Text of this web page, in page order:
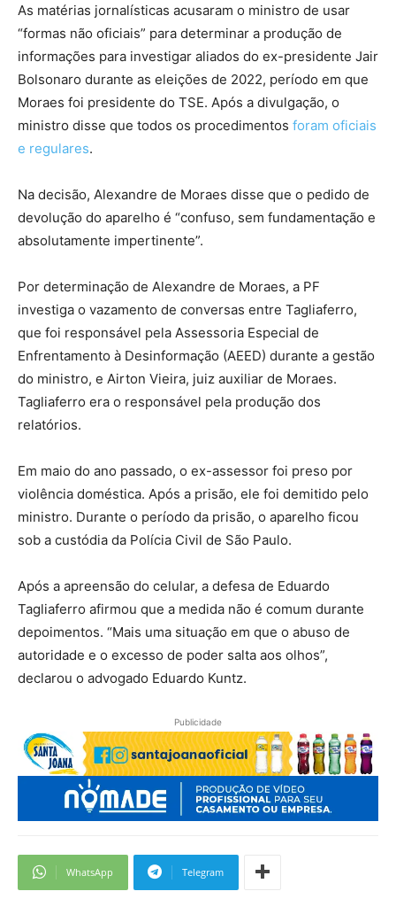
As matérias jornalísticas acusaram o ministro de usar
“formas não oficiais” para determinar a produção de
informações para investigar aliados do ex-presidente Jair
Bolsonaro durante as eleições de 2022, período em que
Moraes foi presidente do TSE. Após a divulgação, o
ministro disse que todos os procedimentos foram oficiais
e regulares.
Na decisão, Alexandre de Moraes disse que o pedido de
devolução do aparelho é “confuso, sem fundamentação e
absolutamente impertinente”.
Por determinação de Alexandre de Moraes, a PF
investiga o vazamento de conversas entre Tagliaferro,
que foi responsável pela Assessoria Especial de
Enfrentamento à Desinformação (AEED) durante a gestão
do ministro, e Airton Vieira, juiz auxiliar de Moraes.
Tagliaferro era o responsável pela produção dos
relatórios.
Em maio do ano passado, o ex-assessor foi preso por
violência doméstica. Após a prisão, ele foi demitido pelo
ministro. Durante o período da prisão, o aparelho ficou
sob a custódia da Polícia Civil de São Paulo.
Após a apreensão do celular, a defesa de Eduardo
Tagliaferro afirmou que a medida não é comum durante
depoimentos. “Mais uma situação em que o abuso de
autoridade e o excesso de poder salta aos olhos”,
declarou o advogado Eduardo Kuntz.
Publicidade
WhatsApp Telegram